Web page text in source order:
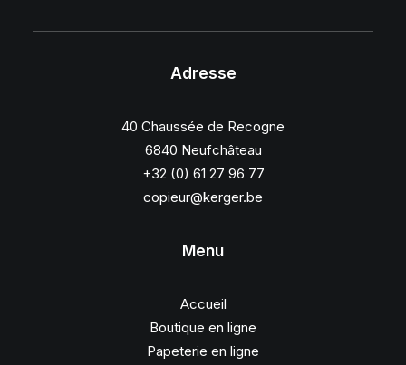
Adresse
40 Chaussée de Recogne
6840 Neufchâteau
+32 (0) 61 27 96 77
copieur@kerger.be
Menu
Accueil
Boutique en ligne
Papeterie en ligne